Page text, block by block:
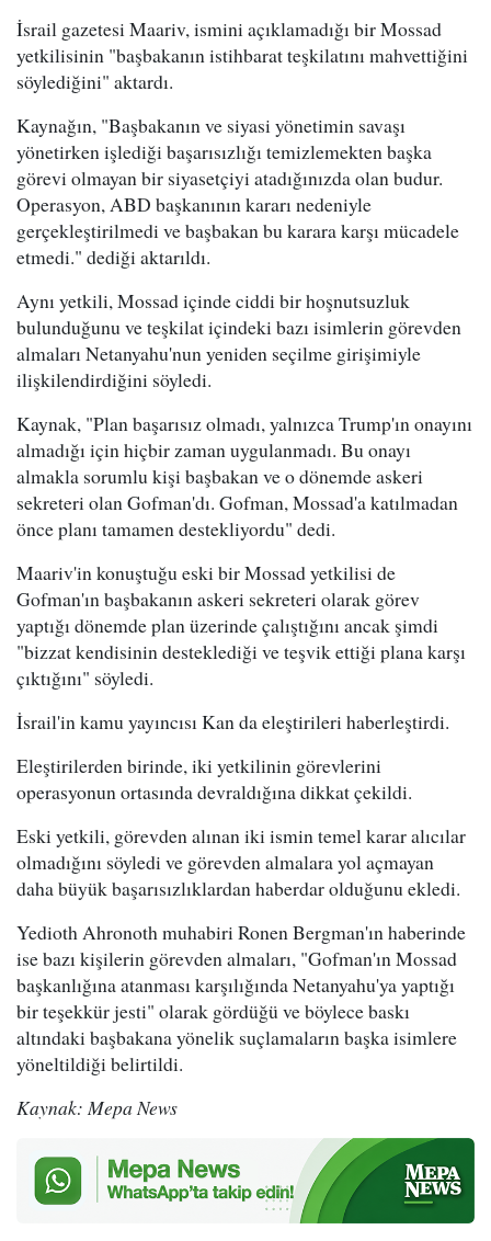
İsrail gazetesi Maariv, ismini açıklamadığı bir Mossad
yetkilisinin "başbakanın istihbarat teşkilatını mahvettiğini
söylediğini" aktardı.
Kaynağın, "Başbakanın ve siyasi yönetimin savaşı
yönetirken işlediği başarısızlığı temizlemekten başka
görevi olmayan bir siyasetçiyi atadığınızda olan budur.
Operasyon, ABD başkanının kararı nedeniyle
gerçekleştirilmedi ve başbakan bu karara karşı mücadele
etmedi." dediği aktarıldı.
Aynı yetkili, Mossad içinde ciddi bir hoşnutsuzluk
bulunduğunu ve teşkilat içindeki bazı isimlerin görevden
almaları Netanyahu'nun yeniden seçilme girişimiyle
ilişkilendirdiğini söyledi.
Kaynak, "Plan başarısız olmadı, yalnızca Trump'ın onayını
almadığı için hiçbir zaman uygulanmadı. Bu onayı
almakla sorumlu kişi başbakan ve o dönemde askeri
sekreteri olan Gofman'dı. Gofman, Mossad'a katılmadan
önce planı tamamen destekliyordu" dedi.
Maariv'in konuştuğu eski bir Mossad yetkilisi de
Gofman'ın başbakanın askeri sekreteri olarak görev
yaptığı dönemde plan üzerinde çalıştığını ancak şimdi
"bizzat kendisinin desteklediği ve teşvik ettiği plana karşı
çıktığını" söyledi.
İsrail'in kamu yayıncısı Kan da eleştirileri haberleştirdi.
Eleştirilerden birinde, iki yetkilinin görevlerini
operasyonun ortasında devraldığına dikkat çekildi.
Eski yetkili, görevden alınan iki ismin temel karar alıcılar
olmadığını söyledi ve görevden almalara yol açmayan
daha büyük başarısızlıklardan haberdar olduğunu ekledi.
Yedioth Ahronoth muhabiri Ronen Bergman'ın haberinde
ise bazı kişilerin görevden almaları, "Gofman'ın Mossad
başkanlığına atanması karşılığında Netanyahu'ya yaptığı
bir teşekkür jesti" olarak gördüğü ve böylece baskı
altındaki başbakana yönelik suçlamaların başka isimlere
yöneltildiği belirtildi.
Kaynak: Mepa News